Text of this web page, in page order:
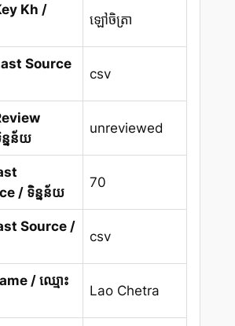
Kh /
ឡៅចិត្រា
Source
csv
នន័យ
unreviewed
/ ទិន្នន័យ
70
Source /
csv
/ ឈ្មោះ
Lao Chetra